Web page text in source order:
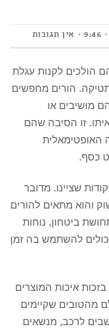
9:46 אין תגובות
הולכים לקנות עגלת
הורים מחפשים
מושיבים או
זו הסיבה שהם
האופטימאלית
כסף.
שציינו. מדובר
והוא מתאים להורים
ביטחון, נוחות
להשתמש בה זמן
איכות המוצרים
מהטובים שקיימים
לרכב, מנשאים